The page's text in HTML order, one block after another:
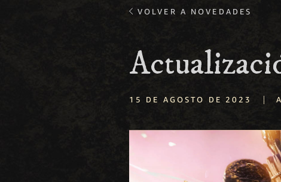
VOLVER A NOVEDADES
15 DE AGOSTO DE 2023 |